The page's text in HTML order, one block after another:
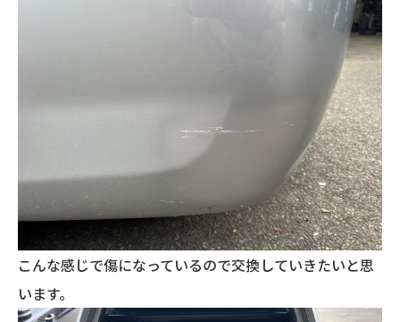
こんな感じで傷になっているので交換していきたいと思
います。